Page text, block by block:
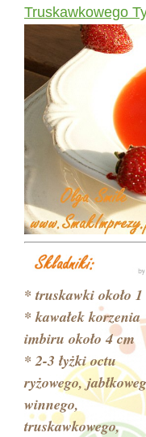
Truskawkowego
* truskawki około
* kawałek korzenia
imbiru około 4 cm
* 2-3 łyżki octu
ryżowego,
winnego,
truskawkowego,